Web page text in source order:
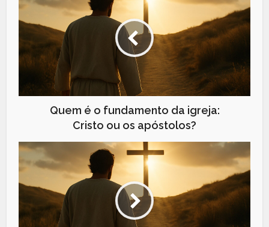
Quem é o fundamento da igreja:
Cristo ou os apóstolos?